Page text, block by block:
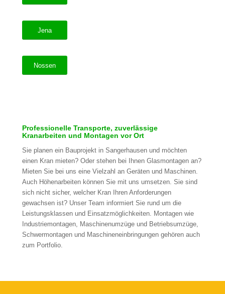
Jena
Nossen
Professionelle Transporte, zuverlässige
Kranarbeiten und Montagen vor Ort
Sie planen ein Bauprojekt in Sangerhausen und möchten
einen Kran mieten? Oder stehen bei Ihnen Glasmontagen an?
Mieten Sie bei uns eine Vielzahl an Geräten und Maschinen.
Auch Höhenarbeiten können Sie mit uns umsetzen. Sie sind
sich nicht sicher, welcher Kran Ihren Anforderungen
gewachsen ist? Unser Team informiert Sie rund um die
Leistungsklassen und Einsatzmöglichkeiten. Montagen wie
Industriemontagen, Maschinenumzüge und Betriebsumzüge,
Schwermontagen und Maschineneinbringungen gehören auch
zum Portfolio.